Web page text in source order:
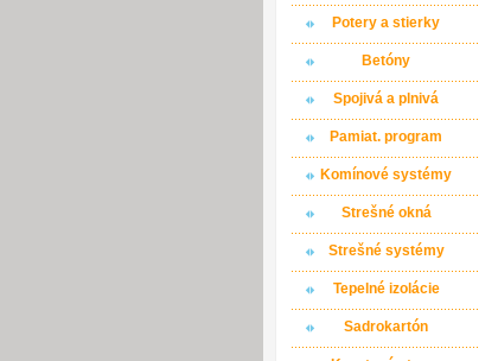
Potery a stierky
Betóny
Spojivá a plnivá
Pamiat. program
Komínové systémy
Strešné okná
Strešné systémy
Tepelné izolácie
Sadrokartón